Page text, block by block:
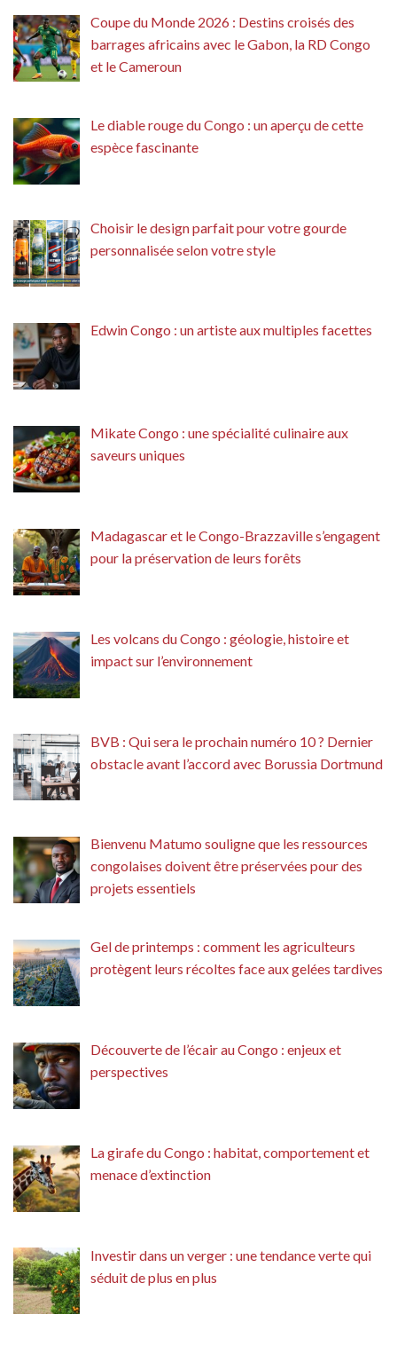
Coupe du Monde 2026 : Destins croisés des
barrages africains avec le Gabon, la RD Congo
et le Cameroun
Le diable rouge du Congo : un aperçu de cette
espèce fascinante
Choisir le design parfait pour votre gourde
personnalisée selon votre style
Edwin Congo : un artiste aux multiples facettes
Mikate Congo : une spécialité culinaire aux
saveurs uniques
Madagascar et le Congo-Brazzaville s’engagent
pour la préservation de leurs forêts
Les volcans du Congo : géologie, histoire et
impact sur l’environnement
BVB : Qui sera le prochain numéro 10 ? Dernier
obstacle avant l’accord avec Borussia Dortmund
Bienvenu Matumo souligne que les ressources
congolaises doivent être préservées pour des
projets essentiels
Gel de printemps : comment les agriculteurs
protègent leurs récoltes face aux gelées tardives
Découverte de l’écair au Congo : enjeux et
perspectives
La girafe du Congo : habitat, comportement et
menace d’extinction
Investir dans un verger : une tendance verte qui
séduit de plus en plus